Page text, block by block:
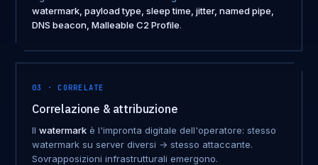
watermark, payload type, sleep time, jitter, named pipe,
DNS beacon, Malleable C2 Profile.
03 · CORRELATE
Correlazione & attribuzione
Il watermark è l'impronta digitale dell'operatore: stesso
watermark su server diversi → stesso attaccante.
Sovrapposizioni infrastrutturali emergono.